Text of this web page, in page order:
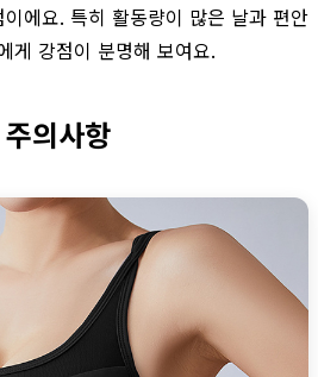
에요. 특히 활동량이 많은 날과 편안
게 강점이 분명해 보여요.
의사항